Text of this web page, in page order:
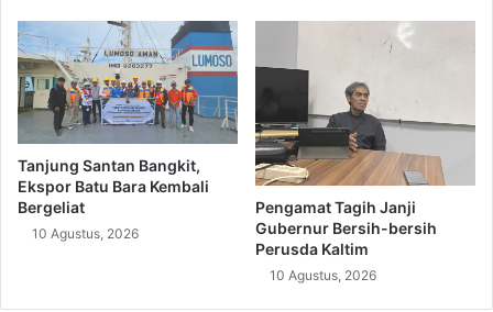
Tanjung Santan Bangkit,
Ekspor Batu Bara Kembali
Bergeliat
10 Agustus, 2026
Pengamat Tagih Janji
Gubernur Bersih-bersih
Perusda Kaltim
10 Agustus, 2026